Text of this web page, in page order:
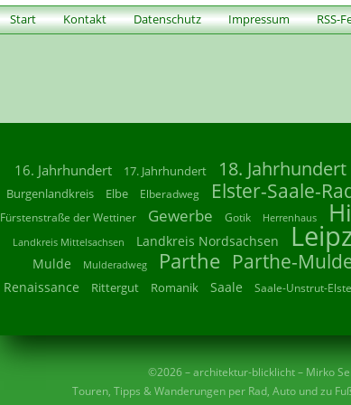
Start Kontakt Datenschutz Impressum RSS-
16. Jahrhundert 17. Jahrhundert 18. Jahrhundert
Burgenlandkreis Elbe Elberadweg Elster-Saale-
Fürstenstraße der Wettiner Gewerbe Gotik Herrenhaus
Landkreis Mittelsachsen Landkreis Nordsachsen
Mulde Mulderadweg Parthe Parthe-
Renaissance Rittergut Romanik Saale Saale-Unstrut-
©2026 – architektur-blicklicht – Mirko
Touren, Tipps & Wanderungen per Rad, Auto und zu